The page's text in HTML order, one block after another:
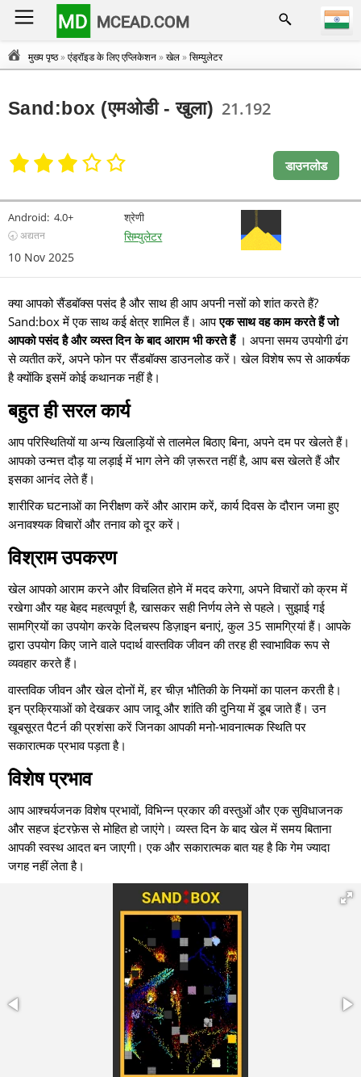
MD MCEAD.COM
मुख्य पृष्ठ»एंड्रॉइड के लिए एप्लिकेशन»खेल»सिम्युलेटर
Sand:box (एमओडी - खुला) 21.192
डाउनलोड
Android: 4.0+
🕣 अद्यतन
10 Nov 2025
श्रेणी
सिम्युलेटर
क्या आपको सैंडबॉक्स पसंद है और साथ ही आप अपनी नसों को शांत करते हैं?
Sand:box में एक साथ कई क्षेत्र शामिल हैं। आपएक साथ वह काम करते हैं जो
आपको पसंद है और व्यस्त दिन के बाद आराम भी करते हैं। अपना समय उपयोगी ढंग
से व्यतीत करें, अपने फोन पर सैंडबॉक्स डाउनलोड करें। खेल विशेष रूप से आकर्षक
है क्योंकि इसमें कोई कथानक नहीं है।
बहुत ही सरल कार्य
आप परिस्थितियों या अन्य खिलाड़ियों से तालमेल बिठाए बिना, अपने दम पर खेलते हैं।
आपको उन्मत्त दौड़ या लड़ाई में भाग लेने की ज़रूरत नहीं है, आप बस खेलते हैं और
इसका आनंद लेते हैं।
शारीरिक घटनाओं का निरीक्षण करें और आराम करें, कार्य दिवस के दौरान जमा हुए
अनावश्यक विचारों और तनाव को दूर करें।
विश्राम उपकरण
खेल आपको आराम करने और विचलित होने में मदद करेगा, अपने विचारों को क्रम में
रखेगा और यह बेहद महत्वपूर्ण है, खासकर सही निर्णय लेने से पहले। सुझाई गई
सामग्रियों का उपयोग करके दिलचस्प डिज़ाइन बनाएं, कुल 35 सामग्रियां हैं। आपके
द्वारा उपयोग किए जाने वाले पदार्थ वास्तविक जीवन की तरह ही स्वाभाविक रूप से
व्यवहार करते हैं।
वास्तविक जीवन और खेल दोनों में, हर चीज़ भौतिकी के नियमों का पालन करती है।
इन प्रक्रियाओं को देखकर आप जादू और शांति की दुनिया में डूब जाते हैं। उन
खूबसूरत पैटर्न की प्रशंसा करें जिनका आपकी मनो-भावनात्मक स्थिति पर
सकारात्मक प्रभाव पड़ता है।
विशेष प्रभाव
आप आश्चर्यजनक विशेष प्रभावों, विभिन्न प्रकार की वस्तुओं और एक सुविधाजनक
और सहज इंटरफ़ेस से मोहित हो जाएंगे। व्यस्त दिन के बाद खेल में समय बिताना
आपकी स्वस्थ आदत बन जाएगी। एक और सकारात्मक बात यह है कि गेम ज्यादा
जगह नहीं लेता है।